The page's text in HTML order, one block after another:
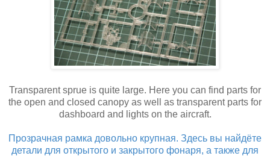
Transparent sprue is quite large. Here you can find parts for
the open and closed canopy as well as transparent parts for
dashboard and lights on the aircraft.
Прозрачная рамка довольно крупная. Здесь вы найдёте
детали для открытого и закрытого фонаря, а также для